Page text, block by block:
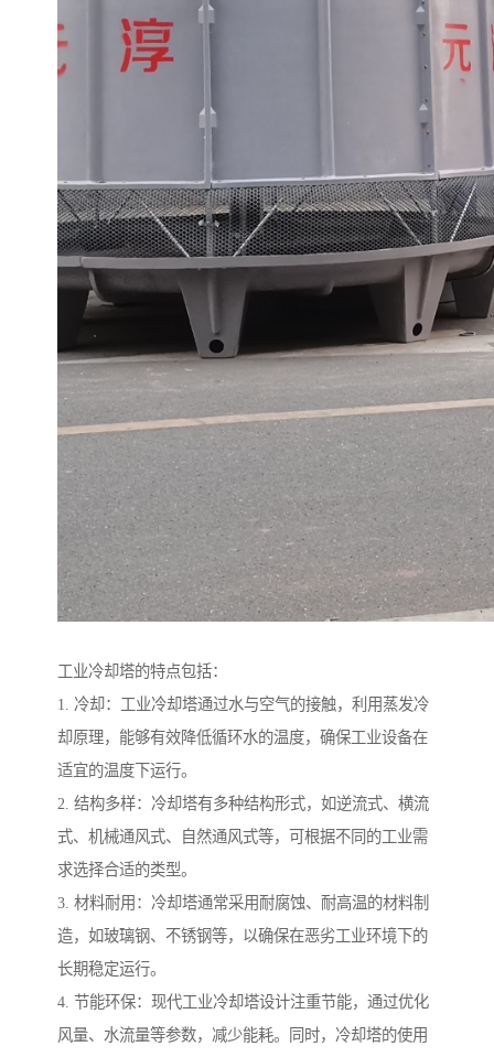
工业冷却塔的特点包括：
1. 冷却：工业冷却塔通过水与空气的接触，利用蒸发冷
却原理，能够有效降低循环水的温度，确保工业设备在
适宜的温度下运行。
2. 结构多样：冷却塔有多种结构形式，如逆流式、横流
式、机械通风式、自然通风式等，可根据不同的工业需
求选择合适的类型。
3. 材料耐用：冷却塔通常采用耐腐蚀、耐高温的材料制
造，如玻璃钢、不锈钢等，以确保在恶劣工业环境下的
长期稳定运行。
4. 节能环保：现代工业冷却塔设计注重节能，通过优化
风量、水流量等参数，减少能耗。同时，冷却塔的使用